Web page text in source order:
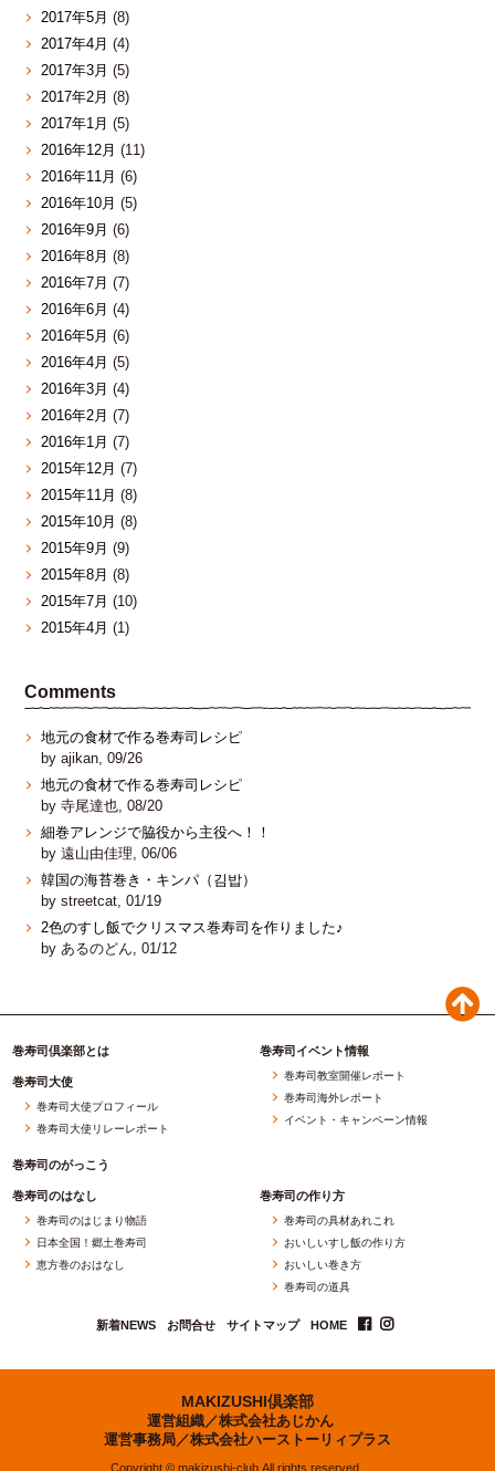
2017年5月 (8)
2017年4月 (4)
2017年3月 (5)
2017年2月 (8)
2017年1月 (5)
2016年12月 (11)
2016年11月 (6)
2016年10月 (5)
2016年9月 (6)
2016年8月 (8)
2016年7月 (7)
2016年6月 (4)
2016年5月 (6)
2016年4月 (5)
2016年3月 (4)
2016年2月 (7)
2016年1月 (7)
2015年12月 (7)
2015年11月 (8)
2015年10月 (8)
2015年9月 (9)
2015年8月 (8)
2015年7月 (10)
2015年4月 (1)
Comments
地元の食材で作る巻寿司レシピ
by ajikan, 09/26
地元の食材で作る巻寿司レシピ
by 寺尾達也, 08/20
細巻アレンジで脇役から主役へ！！
by 遠山由佳理, 06/06
韓国の海苔巻き・キンパ（김밥）
by streetcat, 01/19
2色のすし飯でクリスマス巻寿司を作りました♪
by あるのどん, 01/12
巻寿司倶楽部とは
巻寿司大使
巻寿司大使プロフィール
巻寿司大使リレーレポート
巻寿司のがっこう
巻寿司イベント情報
巻寿司教室開催レポート
巻寿司海外レポート
イベント・キャンペーン情報
巻寿司のはなし
巻寿司のはじまり物語
日本全国！郷土巻寿司
恵方巻のおはなし
巻寿司の作り方
巻寿司の具材あれこれ
おいしいすし飯の作り方
おいしい巻き方
巻寿司の道具
新着NEWS お問合せ サイトマップ HOME
MAKIZUSHI倶楽部
運営組織／株式会社あじかん
運営事務局／株式会社ハーストーリィプラス
Copyright © makizushi-club.All rights reserved.